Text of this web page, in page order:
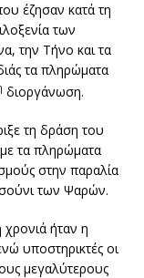
έζησαν κατά τη
των
την Τήνο και τα
τα πληρώματα
διοργάνωση.
τη δράση του
τα πληρώματα
στην παραλία
των Ψαρών.
ήταν η
υποστηρικτές οι
μεγαλύτερους